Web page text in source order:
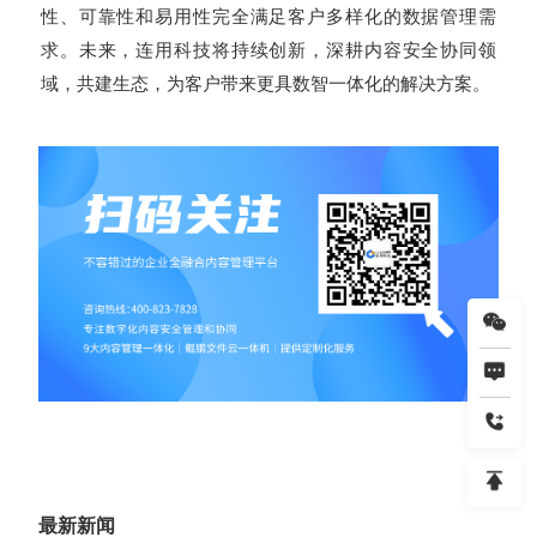
性、可靠性和易用性完全满足客户多样化的数据管理需
求。未来，连用科技将持续创新，深耕内容安全协同领
域，共建生态，为客户带来更具数智一体化的解决方案。
最新新闻